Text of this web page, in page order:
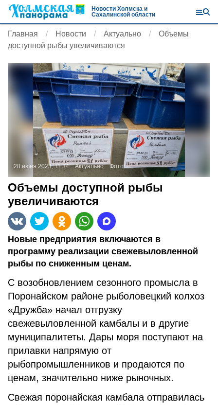
Новости Холмска и
Сахалинской области
Главная Новости Актуально
Объемы
доступной рыбы увеличиваются
28 июня 2023, 11:34 Актуально Фото:
Объемы доступной рыбы
увеличиваются
Новые предприятия включаются в
программу реализации свежевыловленной
рыбы по сниженным ценам.
С возобновлением сезонного промысла в
Поронайском районе рыболовецкий колхоз
«Дружба» начал отгрузку
свежевыловленной камбалы и в другие
муниципалитеты. Дары моря поступают на
прилавки напрямую от
рыбопромышленников и продаются по
ценам, значительно ниже рыночных.
Свежая поронайская камбала отправилась